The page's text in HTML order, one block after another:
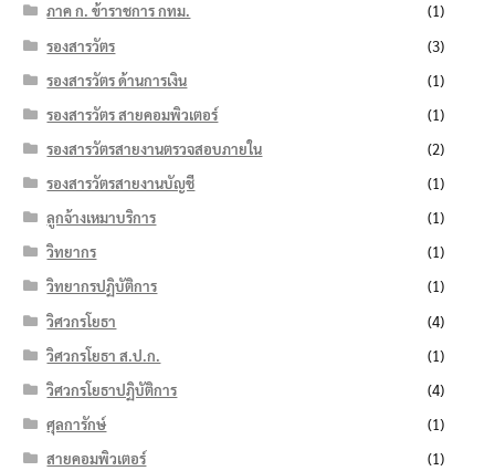
ภาค ก. ข้าราชการ กทม.
(1)
รองสารวัตร
(3)
รองสารวัตร ด้านการเงิน
(1)
รองสารวัตร สายคอมพิวเตอร์
(1)
รองสารวัตรสายงานตรวจสอบภายใน
(2)
รองสารวัตรสายงานบัญชี
(1)
ลูกจ้างเหมาบริการ
(1)
วิทยากร
(1)
วิทยากรปฏิบัติการ
(1)
วิศวกรโยธา
(4)
วิศวกรโยธา ส.ป.ก.
(1)
วิศวกรโยธาปฏิบัติการ
(4)
ศุลการักษ์
(1)
สายคอมพิวเตอร์
(1)